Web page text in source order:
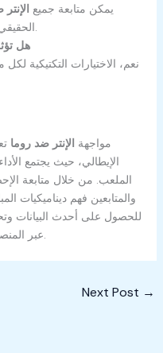
يمكن متابعة جميع
الحقيقي عبر المنصات الرقمية الرسمية.
هل
نعم، الاختيارات التكتيكية
مواجهة الإنتر ضد روما
الإيطالي، حيث يجتمع
الملعب. من خلال متابعة
والمتابعين فهم ديناميكيات
للحصول على أحدث البيانات
Next Post →